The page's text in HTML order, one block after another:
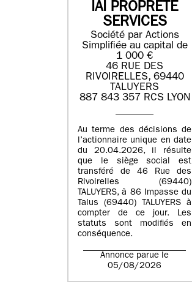
IAI PROPRETE
SERVICES
Société par Actions
Simplifiée au capital de
1 000 €
46 RUE DES
RIVOIRELLES, 69440
TALUYERS
887 843 357 RCS LYON
Au terme des décisions de
l’actionnaire unique en date
du 20.04.2026, il résulte
que le siège social est
transféré de 46 Rue des
Rivoirelles (69440)
TALUYERS, à 86 Impasse du
Talus (69440) TALUYERS à
compter de ce jour. Les
statuts sont modifiés en
conséquence.
Annonce parue le
05/08/2026